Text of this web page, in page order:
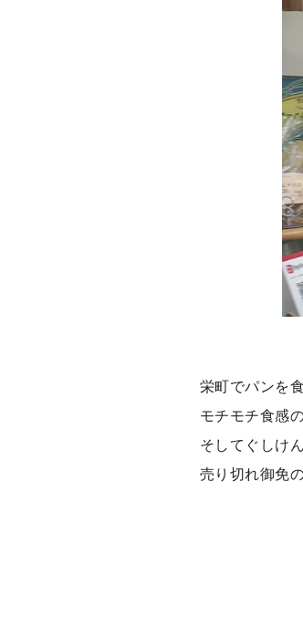
栄町でパンを
モチモチ食感
そしてぐしけ
売り切れ御免